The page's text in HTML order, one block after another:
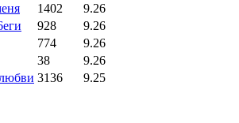
1402
9.26
928
9.26
774
9.26
38
9.26
3136
9.25